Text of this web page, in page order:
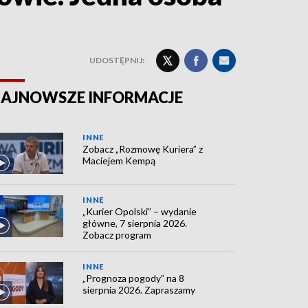
UDOSTĘPNIJ:
INFORMACJE
INNE
Zobacz „Rozmowę Kuriera” z
Maciejem Kempą
INNE
„Kurier Opolski” – wydanie
główne, 7 sierpnia 2026.
Zobacz program
INNE
„Prognoza pogody” na 8
sierpnia 2026. Zapraszamy